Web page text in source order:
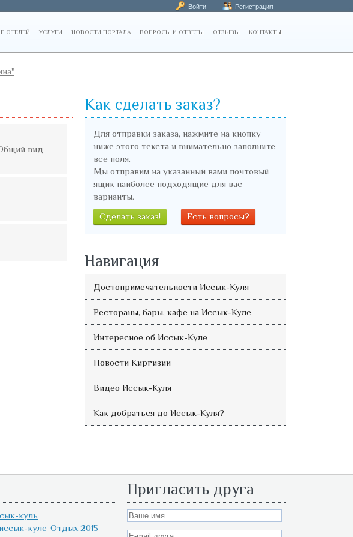
Войти Регистрация
ОТЕЛЕЙ УСЛУГИ НОВОСТИ ПОРТАЛА ВОПРОСЫ И ОТВЕТЫ ОТЗЫВЫ КОНТАКТЫ
вид
Как сделать заказ?
Для отправки заказа, нажмите на кнопку
ниже этого текста и внимательно заполните
все поля.
Мы отправим на указанный вами почтовый
ящик наиболее подходящие для вас
варианты.
Сделать заказ!
Есть вопросы?
Навигация
Достопримечательности Иссык-Куля
Рестораны, бары, кафе на Иссык-Куле
Интересное об Иссык-Куле
Новости Киргизии
Видео Иссык-Куля
Как добраться до Иссык-Куля?
куль
куле Отдых 2015
Пригласить друга